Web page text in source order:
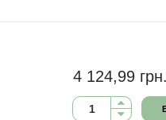
4 124,99 грн.